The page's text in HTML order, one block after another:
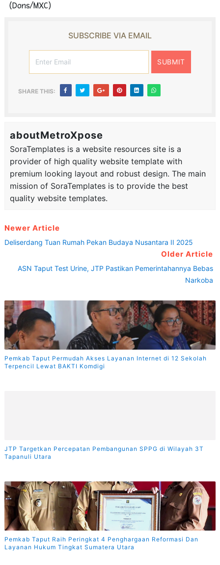
(Dons/MXC)
SUBSCRIBE VIA EMAIL
SHARE THIS:
aboutMetroXpose
SoraTemplates is a website resources site is a
provider of high quality website template with
premium looking layout and robust design. The main
mission of SoraTemplates is to provide the best
quality website templates.
Newer Article
Deliserdang Tuan Rumah Pekan Budaya Nusantara II 2025
Older Article
ASN Taput Test Urine, JTP Pastikan Pemerintahannya Bebas
Narkoba
Pemkab Taput Permudah Akses Layanan Internet di 12 Sekolah
Terpencil Lewat BAKTI Komdigi
JTP Targetkan Percepatan Pembangunan SPPG di Wilayah 3T
Tapanuli Utara
Pemkab Taput Raih Peringkat 4 Penghargaan Reformasi Dan
Layanan Hukum Tingkat Sumatera Utara